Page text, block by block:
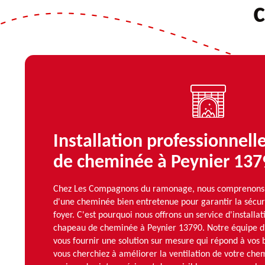
Installation
de cheminée à Peynier
Chez Les Compagnons du ramonage, nous
d'une cheminée bien entretenue pour garantir la
foyer. C'est pourquoi nous offrons un service
chapeau de cheminée à Peynier 13790. Notre équipe
vous fournir une solution sur mesure qui répond à vos
vous cherchiez à améliorer la ventilation de votre